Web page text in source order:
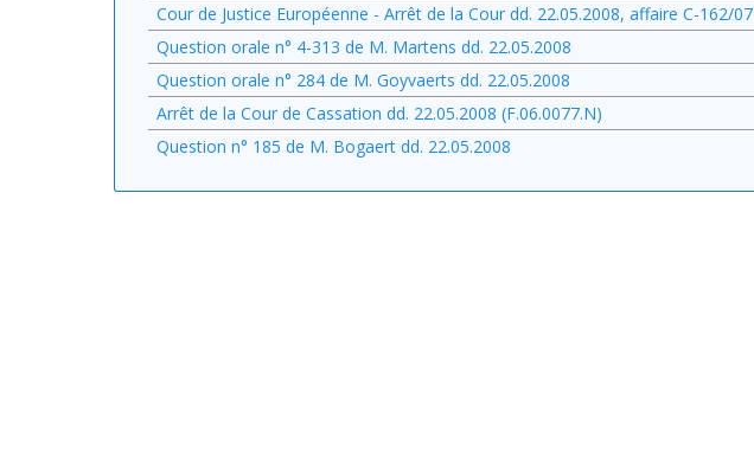
Cour de Justice Européenne - Arrêt de la Cour dd. 22.05.2008, affaire C-162/07
Question orale n° 4-313 de M. Martens dd. 22.05.2008
Question orale n° 284 de M. Goyvaerts dd. 22.05.2008
Arrêt de la Cour de Cassation dd. 22.05.2008 (F.06.0077.N)
Question n° 185 de M. Bogaert dd. 22.05.2008